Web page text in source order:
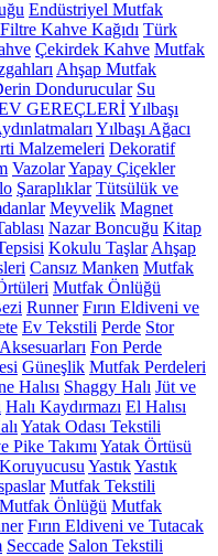
Endüstriyel Mutfak
Filtre Kahve Kağıdı Türk
Çekirdek Kahve Mutfak
Ahşap Mutfak
Dondurucular Su
GEREÇLERİYılbaşı
Yılbaşı Ağacı
Malzemeleri Dekoratif
VazolarYapay Çiçekler
Şaraplıklar Tütsülük ve
Meyvelik Magnet
Nazar Boncuğu Kitap
Kokulu Taşlar Ahşap
Cansız Manken Mutfak
Mutfak Önlüğü
Runner Fırın Eldiveni ve
Ev Tekstili Perde Stor
Fon Perde
Güneşlik Mutfak Perdeleri
Halısı Shaggy Halı Jüt ve
Halı Kaydırmazı El Halısı
Yatak Odası Tekstili
Pike Takımı Yatak Örtüsü
YastıkYastık
Mutfak Tekstili
Mutfak Önlüğü Mutfak
Fırın Eldiveni ve Tutacak
Seccade Salon Tekstili